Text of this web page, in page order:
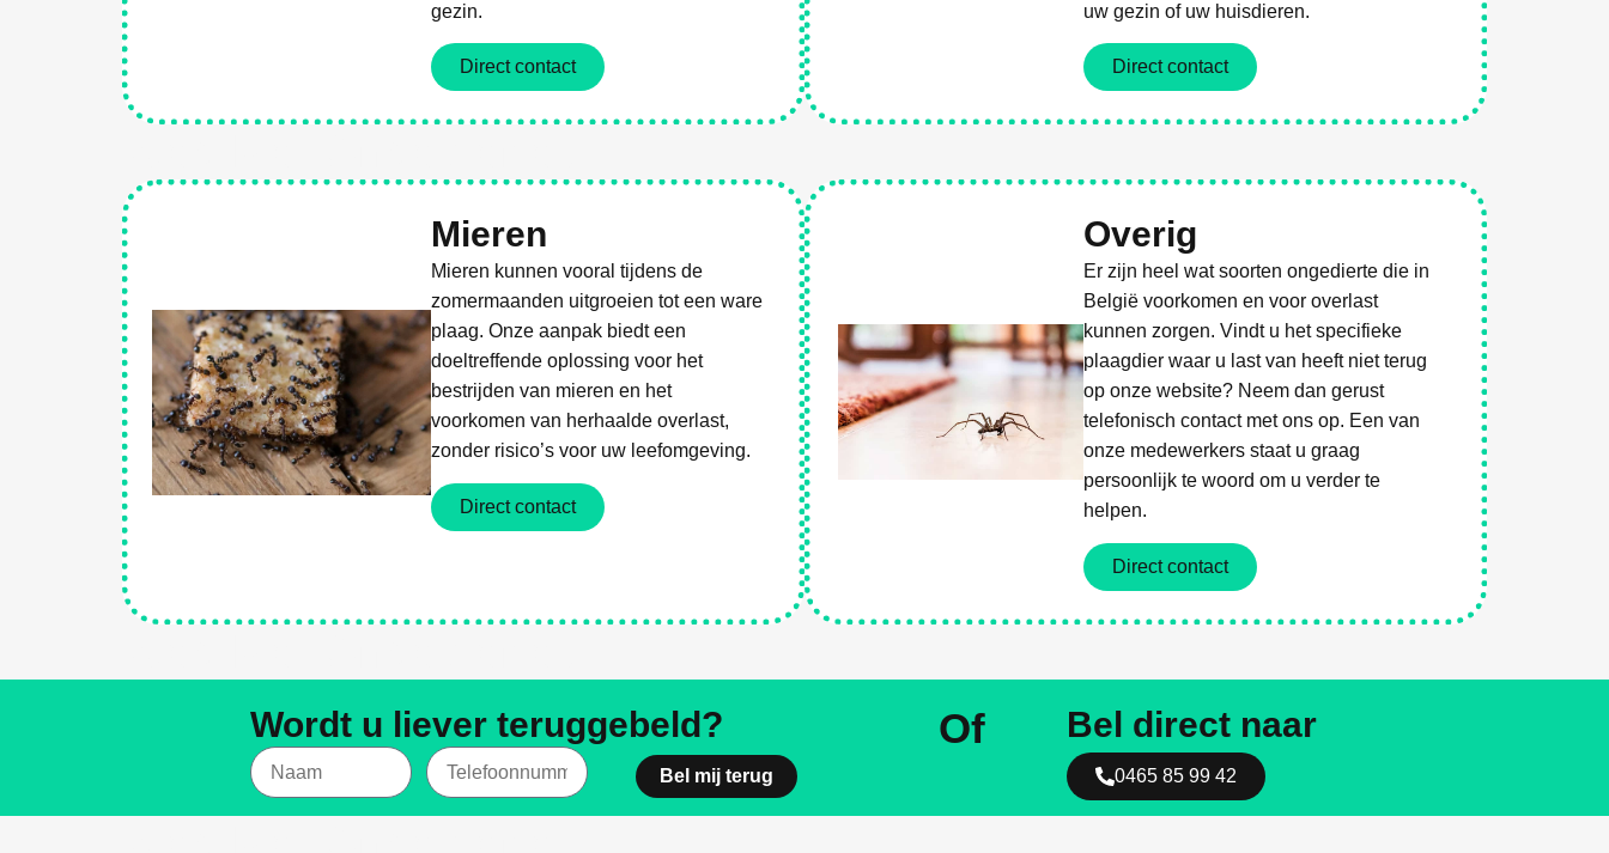
gezin.
Direct contact
uw gezin of uw huisdieren.
Direct contact
Mieren
Mieren kunnen vooral tijdens de
zomermaanden uitgroeien tot een ware
plaag. Onze aanpak biedt een
doeltreffende oplossing voor het
bestrijden van mieren en het
voorkomen van herhaalde overlast,
zonder risico’s voor uw leefomgeving.
Direct contact
Overig
Er zijn heel wat soorten ongedierte die in
België voorkomen en voor overlast
kunnen zorgen. Vindt u het specifieke
plaagdier waar u last van heeft niet terug
op onze website? Neem dan gerust
telefonisch contact met ons op. Een van
onze medewerkers staat u graag
persoonlijk te woord om u verder te
helpen.
Direct contact
Wordt u liever teruggebeld?
Bel mij terug
Of Bel direct naar
0465 85 99 42